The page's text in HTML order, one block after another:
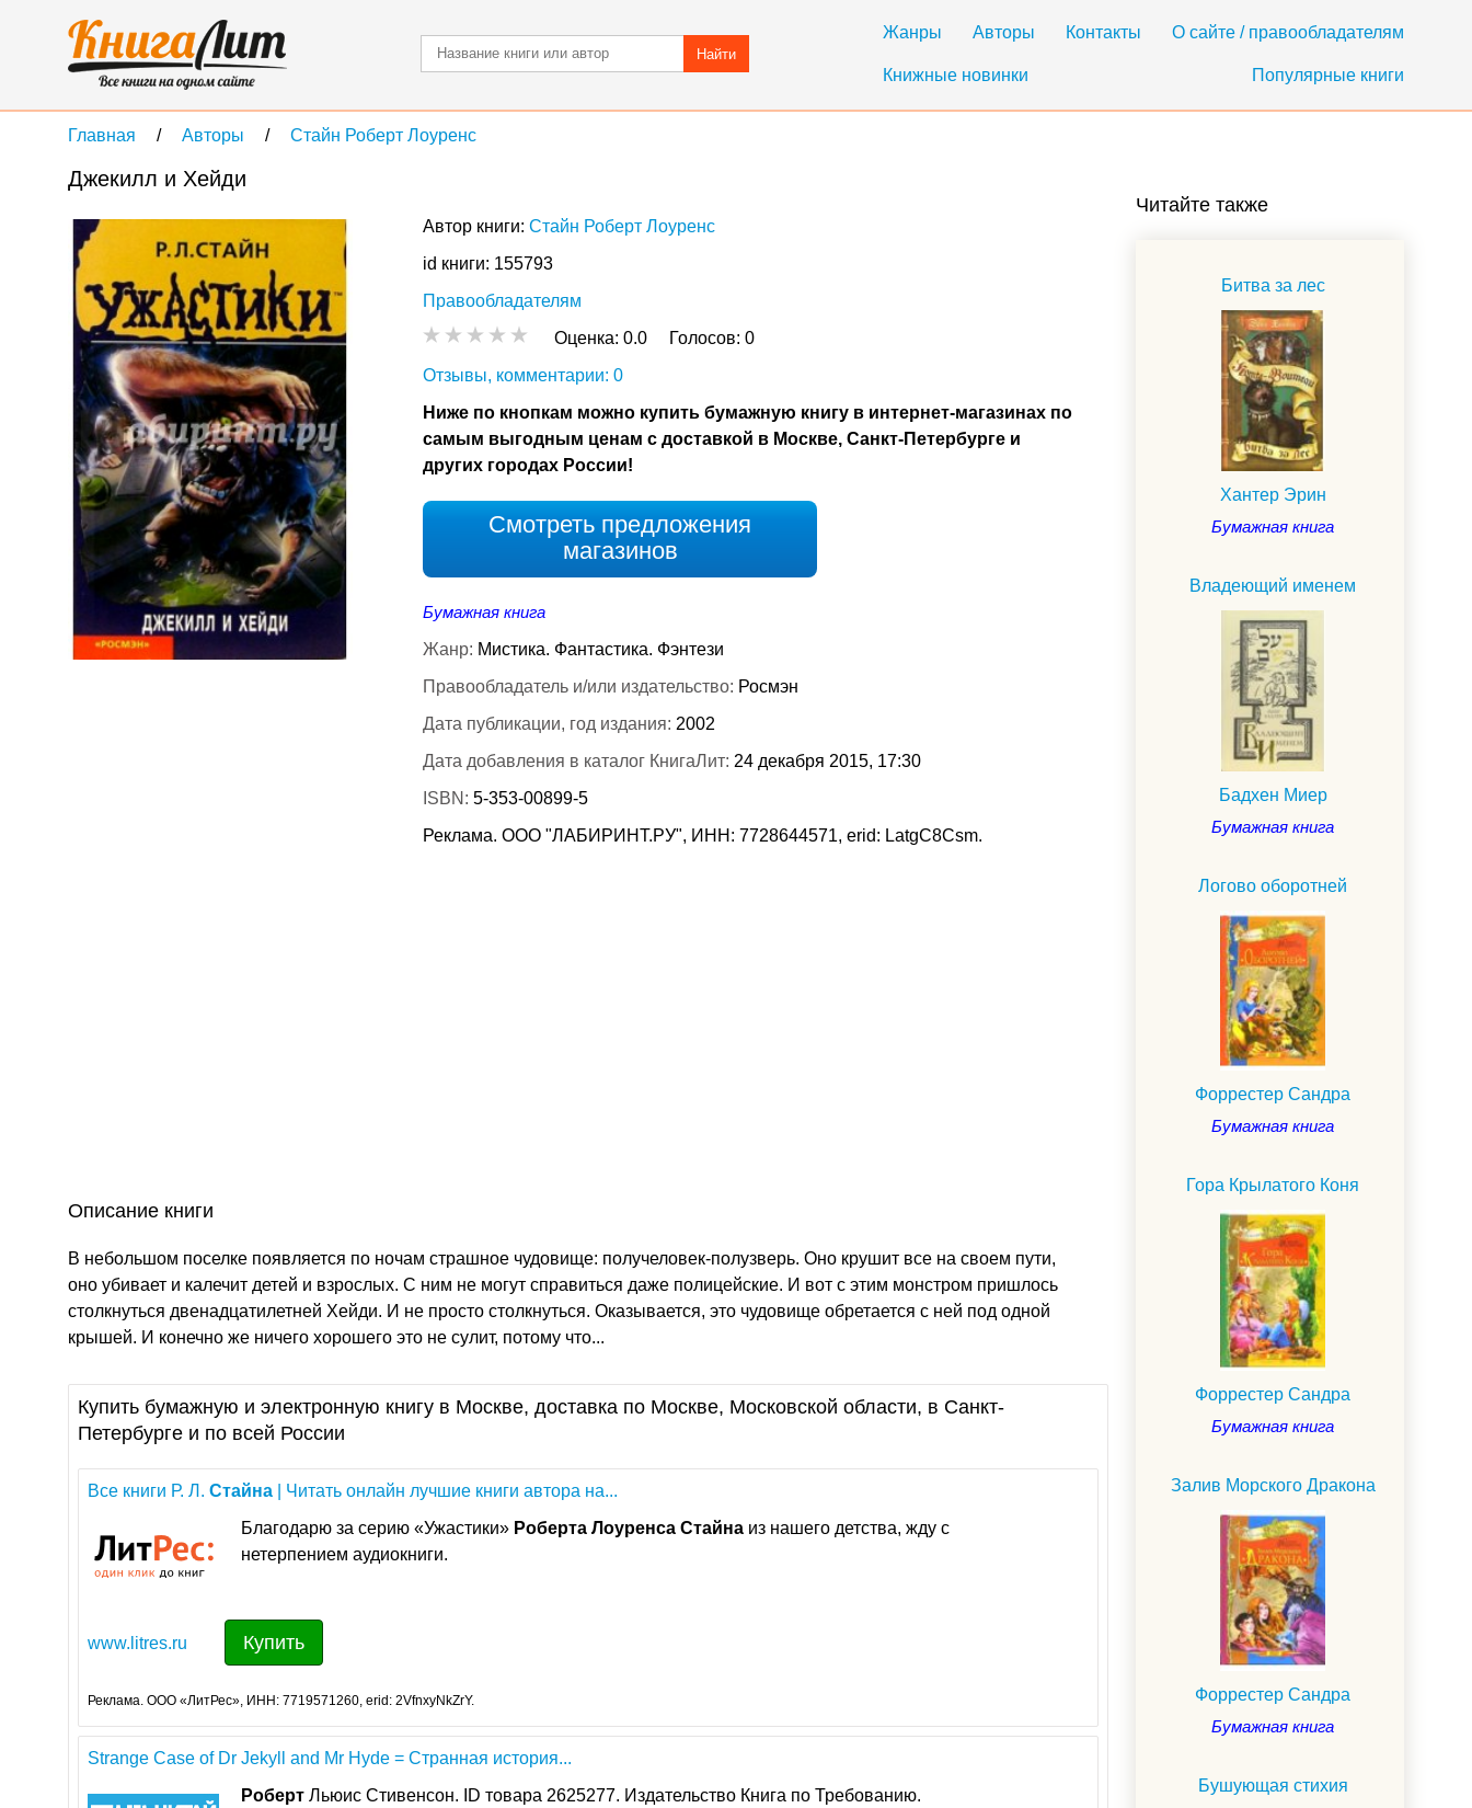
Жанры Авторы Контакты О сайте / правообладателям
Книжные новинки Популярные книги
Найти
Главная Авторы Стайн Роберт Лоуренс
Джекилл и Хейди
Автор книги: Стайн Роберт Лоуренс
id книги: 155793
Правообладателям
Оценка: 0.0 Голосов: 0
Отзывы, комментарии: 0
Ниже по кнопкам можно купить бумажную книгу в интернет-магазинах по
самым выгодным ценам с доставкой в Москве, Санкт-Петербурге и
других городах России!
Смотреть предложения
магазинов
Бумажная книга
Жанр: Мистика. Фантастика. Фэнтези
Правообладатель и/или издательство: Росмэн
Дата публикации, год издания: 2002
Дата добавления в каталог КнигаЛит: 24 декабря 2015, 17:30
ISBN: 5-353-00899-5
Реклама. ООО "ЛАБИРИНТ.РУ", ИНН: 7728644571, erid: LatgC8Csm.
Описание книги
В небольшом поселке появляется по ночам страшное чудовище: получеловек-полузверь. Оно крушит все на своем пути,
оно убивает и калечит детей и взрослых. С ним не могут справиться даже полицейские. И вот с этим монстром пришлось
столкнуться двенадцатилетней Хейди. И не просто столкнуться. Оказывается, это чудовище обретается с ней под одной
крышей. И конечно же ничего хорошего это не сулит, потому что...
Купить бумажную и электронную книгу в Москве, доставка по Москве, Московской области, в Санкт-
Петербурге и по всей России
Все книги Р. Л. Стайна | Читать онлайн лучшие книги автора на...
Благодарю за серию «Ужастики» Роберта Лоуренса Стайна из нашего детства, жду с
нетерпением аудиокниги.
www.litres.ru Купить
Реклама. ООО «ЛитРес», ИНН: 7719571260, erid: 2VfnxyNkZrY.
Strange Case of Dr Jekyll and Mr Hyde = Странная история...
Роберт Льюис Стивенсон. ID товара 2625277. Издательство Книга по Требованию.
Читайте также
Битва за лес
Хантер Эрин
Бумажная книга
Владеющий именем
Бадхен Миер
Бумажная книга
Логово оборотней
Форрестер Сандра
Бумажная книга
Гора Крылатого Коня
Форрестер Сандра
Бумажная книга
Залив Морского Дракона
Форрестер Сандра
Бумажная книга
Бушующая стихия